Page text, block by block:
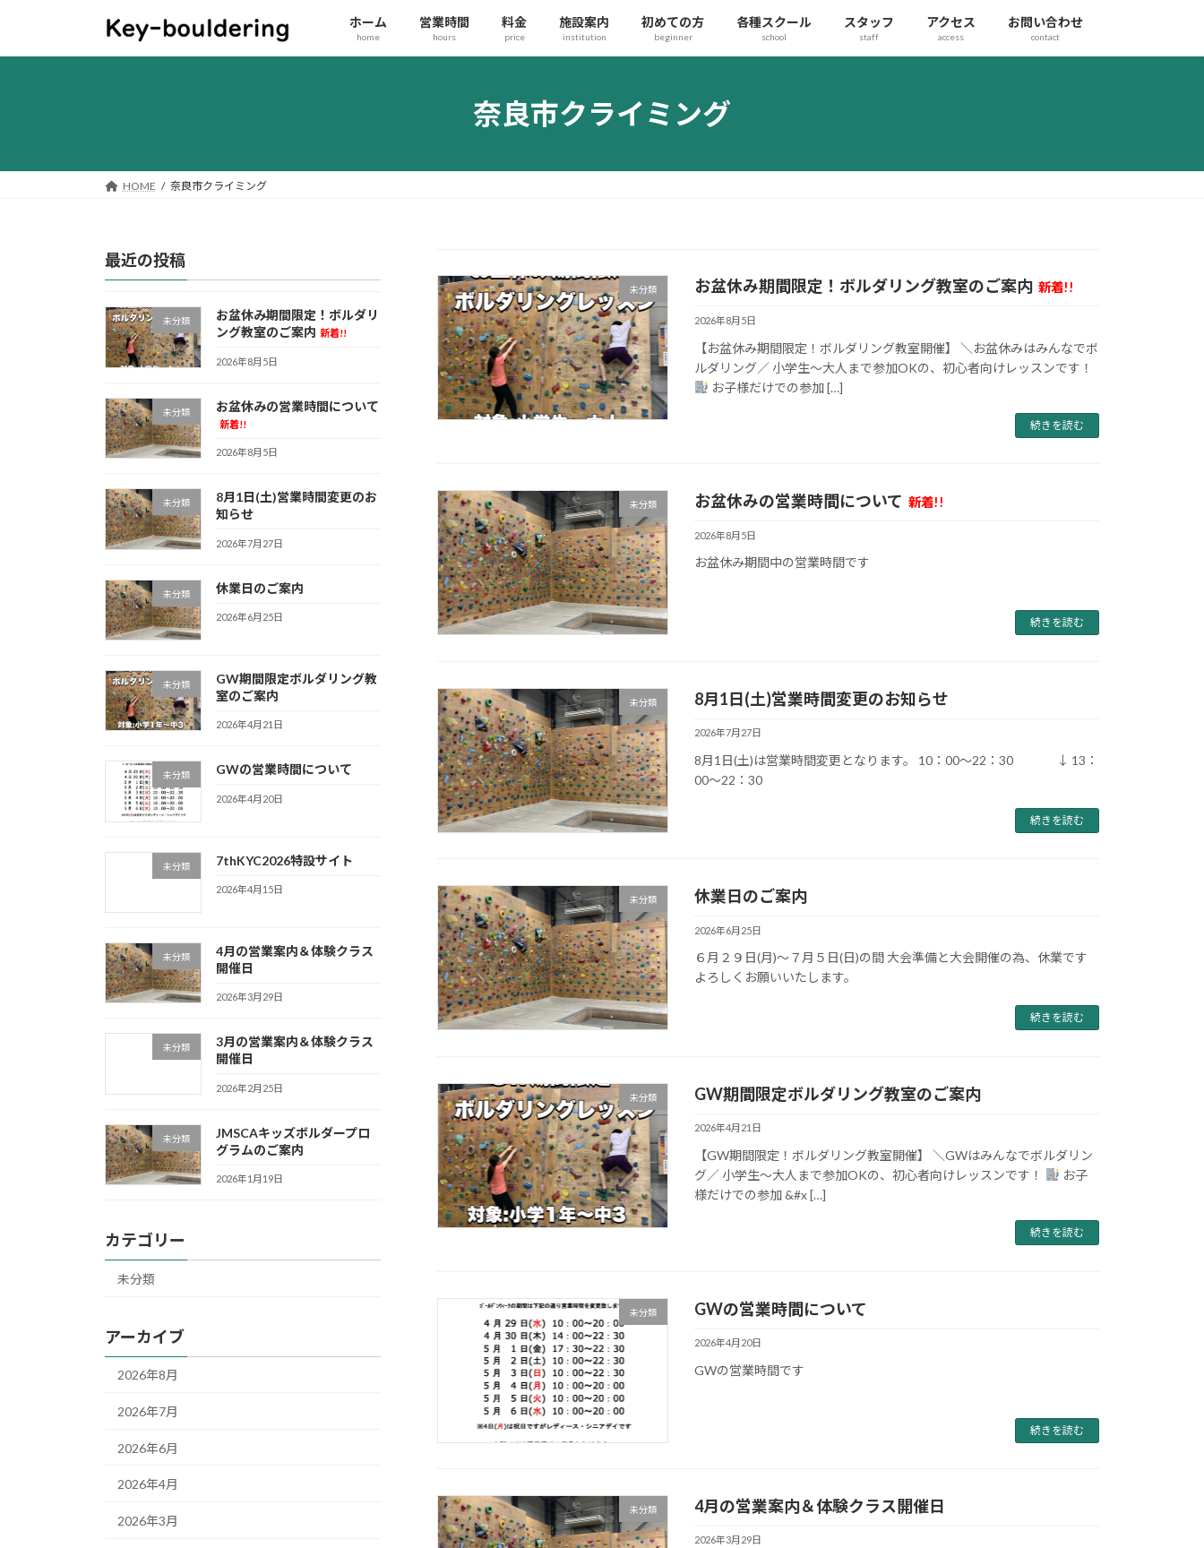
テ
ゲ
ホーム
home
営業時間
hours
料金
price
施設案内
institution
初めての方
beginner
各種スクール
school
スタッフ
staff
アクセス
access
お問い合わせ
contact
奈良市クライミング
HOME 奈良市クライミング
未分類 お盆休み期間限定！ボルダリング教室のご案内 新着!!
2026年8月5日
【お盆休み期間限定！ボルダリング教室開催】 ＼お盆休みはみんなでボ
ルダリング／ 小学生〜大人まで参加OKの、初心者向けレッスンです！
お子様だけでの参加 […]
続きを読む
未分類 お盆休みの営業時間について 新着!!
2026年8月5日
お盆休み期間中の営業時間です
続きを読む
未分類 8月1日(土)営業時間変更のお知らせ
2026年7月27日
8月1日(土)は営業時間変更となります。 10：00～22：30 ↓ 13：
00～22：30
続きを読む
未分類 休業日のご案内
2026年6月25日
６月２９日(月)～７月５日(日)の間 大会準備と大会開催の為、休業です
よろしくお願いいたします。
続きを読む
未分類 GW期間限定ボルダリング教室のご案内
2026年4月21日
【GW期間限定！ボルダリング教室開催】 ＼GWはみんなでボルダリン
グ／ 小学生〜大人まで参加OKの、初心者向けレッスンです！
お子
様だけでの参加 &#x […]
続きを読む
未分類 GWの営業時間について
2026年4月20日
GWの営業時間です
続きを読む
未分類 4月の営業案内＆体験クラス開催日
2026年3月29日
最近の投稿
未分類
お盆休み期間限定！ボルダリ
ング教室のご案内 新着!!
2026年8月5日
未分類 お盆休みの営業時間について
新着!!
2026年8月5日
未分類
8月1日(土)営業時間変更のお
知らせ
2026年7月27日
未分類 休業日のご案内
2026年6月25日
未分類
GW期間限定ボルダリング教
室のご案内
2026年4月21日
未分類 GWの営業時間について
2026年4月20日
未分類 7thKYC2026特設サイト
2026年4月15日
未分類
4月の営業案内＆体験クラス
開催日
2026年3月29日
未分類
3月の営業案内＆体験クラス
開催日
2026年2月25日
未分類
JMSCAキッズボルダープロ
グラムのご案内
2026年1月19日
カテゴリー
未分類
アーカイブ
2026年8月
2026年7月
2026年6月
2026年4月
2026年3月